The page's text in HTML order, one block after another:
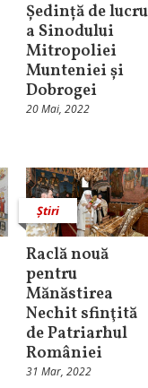
Ședință de lucru
a Sinodului
Mitropoliei
Munteniei și
Dobrogei
20 Mai, 2022
Știri
Raclă nouă
pentru
Mănăstirea
Nechit sfinţită
de Patriarhul
României
31 Mar, 2022